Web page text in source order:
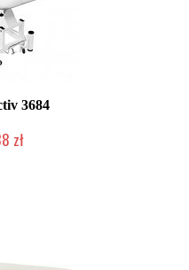
3684
zł